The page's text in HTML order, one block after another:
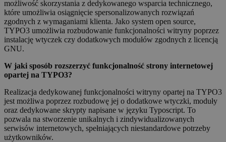
możliwość skorzystania z dedykowanego wsparcia technicznego,
które umożliwia osiągnięcie spersonalizowanych rozwiązań
zgodnych z wymaganiami klienta. Jako system open source,
TYPO3 umożliwia rozbudowanie funkcjonalności witryny poprzez
instalację wtyczek czy dodatkowych modułów zgodnych z licencją
GNU.
W jaki sposób rozszerzyć funkcjonalność strony internetowej
opartej na TYPO3?
Realizacja dedykowanej funkcjonalności witryny opartej na TYPO3
jest możliwa poprzez rozbudowę jej o dodatkowe wtyczki, moduły
oraz dedykowane skrypty napisane w języku Typoscript. To
pozwala na stworzenie unikalnych i zindywidualizowanych
serwisów internetowych, spełniających niestandardowe potrzeby
użytkowników.